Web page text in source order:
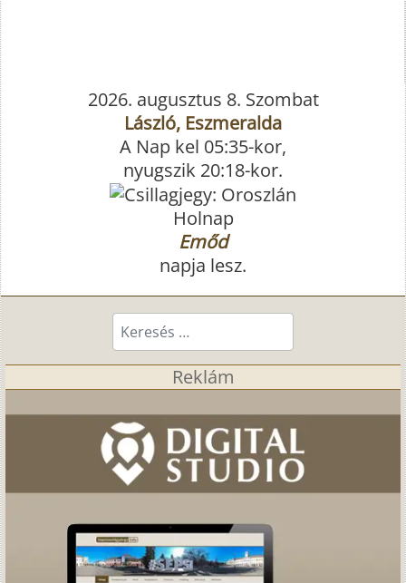
2026. augusztus 8. Szombat
László, Eszmeralda
A Nap kel 05:35-kor,
nyugszik 20:18-kor.
Holnap
Emőd
napja lesz.
Keresés...
Reklám